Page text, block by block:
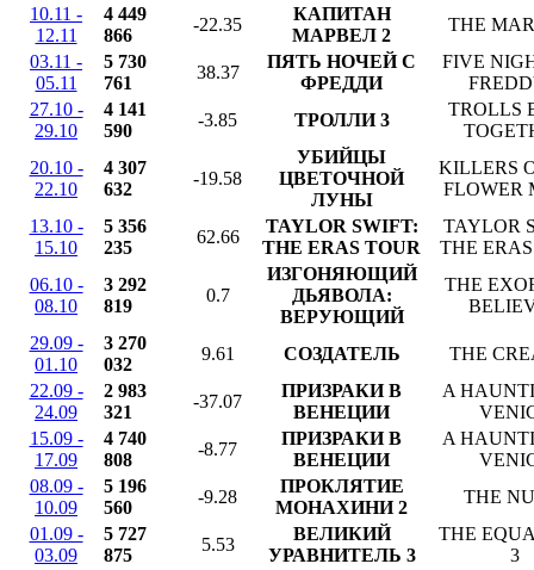
10.11 -
12.11
4 449
866
-22.35
КАПИТАН
МАРВЕЛ 2
THE
03.11 -
05.11
5 730
761
38.37
ПЯТЬ НОЧЕЙ С
ФРЕДДИ
FIVE
27.10 -
29.10
4 141
590
-3.85 ТРОЛЛИ 3
TROLLS
20.10 -
22.10
4 307
632
-19.58
УБИЙЦЫ
ЦВЕТОЧНОЙ
ЛУНЫ
KILLERS
FLOWER
13.10 -
15.10
5 356
235
62.66
TAYLOR SWIFT:
THE ERAS TOUR
TAYLOR
THE
06.10 -
08.10
3 292
819
0.7
ИЗГОНЯЮЩИЙ
ДЬЯВОЛА:
ВЕРУЮЩИЙ
THE
29.09 -
01.10
3 270
032
9.61 СОЗДАТЕЛЬ
THE
22.09 -
24.09
2 983
321
-37.07
ПРИЗРАКИ В
ВЕНЕЦИИ
A
15.09 -
17.09
4 740
808
-8.77
ПРИЗРАКИ В
ВЕНЕЦИИ
A
08.09 -
10.09
5 196
560
-9.28
ПРОКЛЯТИЕ
МОНАХИНИ 2
THE
01.09 -
03.09
5 727
875
5.53
ВЕЛИКИЙ
УРАВНИТЕЛЬ 3
THE
3